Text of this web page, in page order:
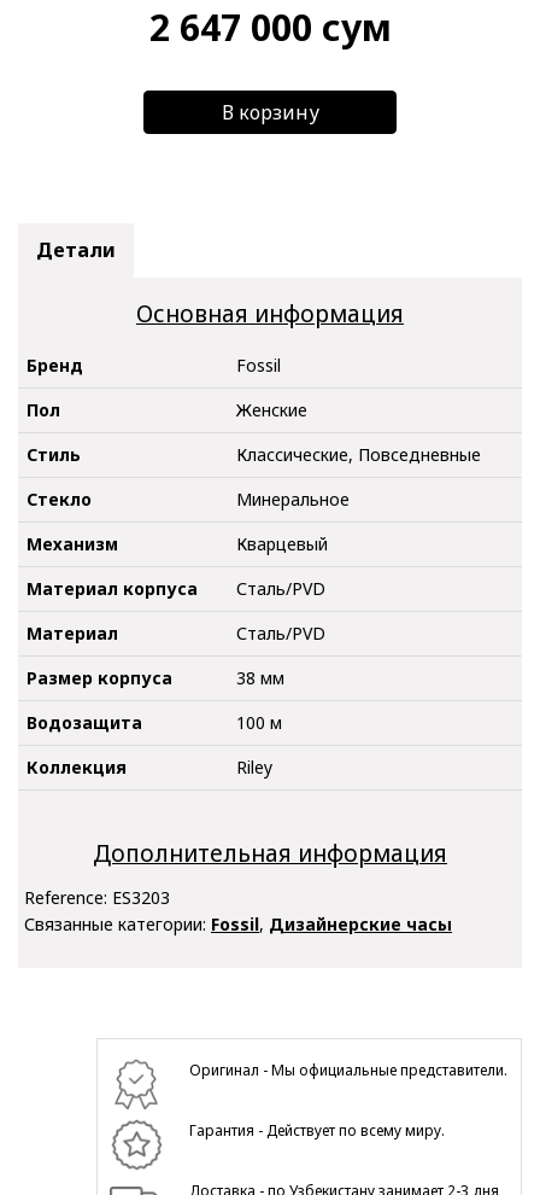
2 647 000 сум
В корзину
Детали
Основная информация
Бренд
Fossil
Пол
Женские
Стиль
Классические, Повседневные
Стекло
Минеральное
Механизм
Кварцевый
Материал корпуса
Сталь/PVD
Материал
Сталь/PVD
Размер корпуса
38 мм
Водозащита
100 м
Коллекция
Riley
Дополнительная информация
Reference: ES3203
Связанные категории: Fossil, Дизайнерские часы
Оригинал - Мы официальные представители.
Гарантия - Действует по всему миру.
Доставка - по Узбекистану занимает 2-3 дня